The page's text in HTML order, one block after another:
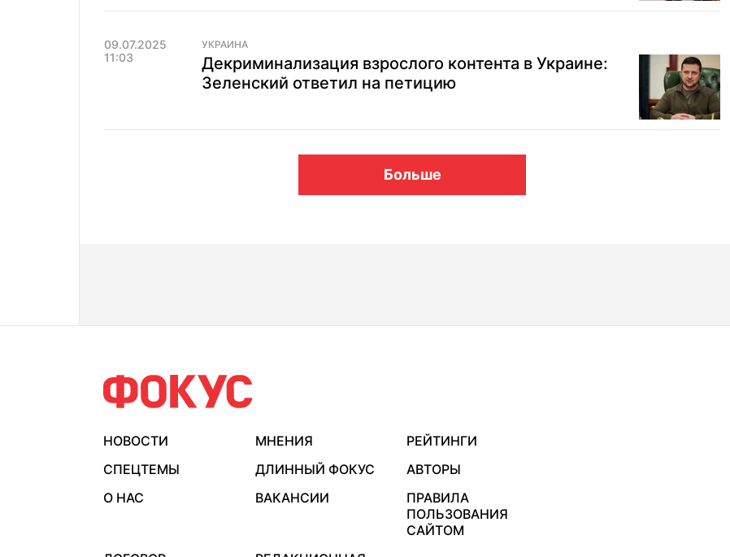
09.07.2025
11:03
УКРАИНА
Декриминализация взрослого контента в Украине:
Зеленский ответил на петицию
Больше
НОВОСТИ МНЕНИЯ
РЕЙТИНГИ
СПЕЦТЕМЫ
ДЛИННЫЙ ФОКУС
АВТОРЫ
О НАС
ВАКАНСИИ
ПРАВИЛА
ПОЛЬЗОВАНИЯ
САЙТОМ